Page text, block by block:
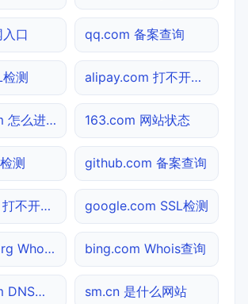
口 qq.com 备案查询
测 alipay.com 打不开检测
huawei.com 怎么进入 163.com 网站状态
测 github.com 备案查询
weibo.com 打不开检测 google.com SSL检测
wikipedia.org Whois查询 bing.com Whois查询
google.com DNS解析 sm.cn 是什么网站